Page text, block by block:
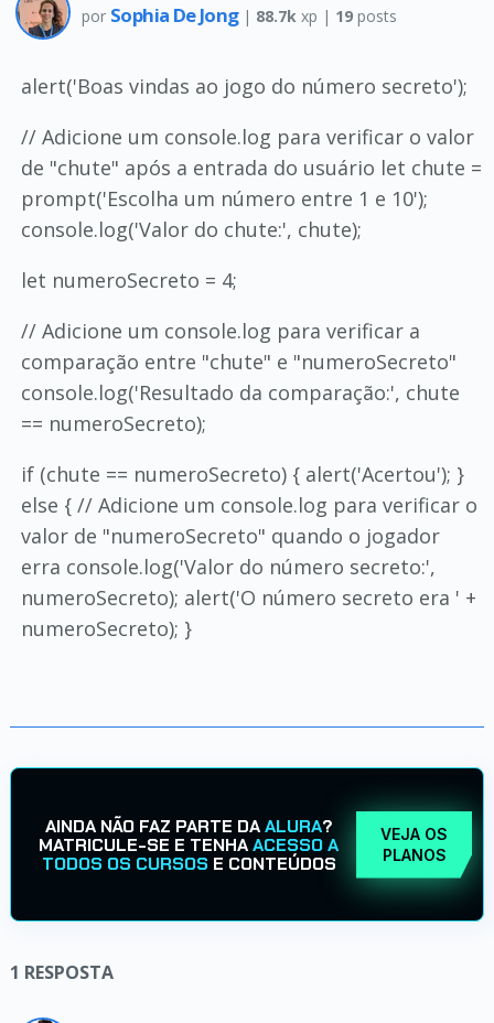
por Sophia De Jong | 88.7k xp | 19posts
alert('Boas vindas ao jogo do número secreto');
// Adicione um console.log para verificar o valor
de "chute" após a entrada do usuário let chute =
prompt('Escolha um número entre 1 e 10');
console.log('Valor do chute:', chute);
let numeroSecreto = 4;
// Adicione um console.log para verificar a
comparação entre "chute" e "numeroSecreto"
console.log('Resultado da comparação:', chute
== numeroSecreto);
if (chute == numeroSecreto) { alert('Acertou'); }
else { // Adicione um console.log para verificar o
valor de "numeroSecreto" quando o jogador
erra console.log('Valor do número secreto:',
numeroSecreto); alert('O número secreto era ' +
numeroSecreto); }
AINDA NÃO FAZ PARTE DAALURA?
MATRICULE-SE E TENHAACESSO A
TODOS OS CURSOS E CONTEÚDOS
VEJA OS
PLANOS
1 RESPOSTA